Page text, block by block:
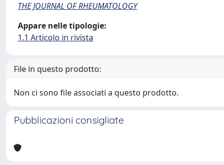
THE JOURNAL OF RHEUMATOLOGY
Appare nelle tipologie:
1.1 Articolo in rivista
File in questo prodotto:
Non ci sono file associati a questo prodotto.
Pubblicazioni consigliate